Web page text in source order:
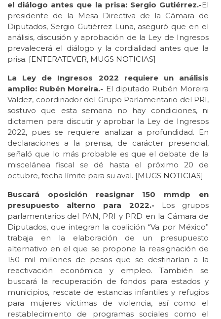
el diálogo antes que la prisa: Sergio Gutiérrez.-El
presidente de la Mesa Directiva de la Cámara de
Diputados, Sergio Gutiérrez Luna, aseguró que en el
análisis, discusión y aprobación de la Ley de Ingresos
prevalecerá el diálogo y la cordialidad antes que la
prisa. [ENTERATEVER, MUGS NOTICIAS]
La Ley de Ingresos 2022 requiere un análisis
amplio: Rubén Moreira.- El diputado Rubén Moreira
Valdez, coordinador del Grupo Parlamentario del PRI,
sostuvo que esta semana no hay condiciones, ni
dictamen para discutir y aprobar la Ley de Ingresos
2022, pues se requiere analizar a profundidad. En
declaraciones a la prensa, de carácter presencial,
señaló que lo más probable es que el debate de la
miscelánea fiscal se dé hasta el próximo 20 de
octubre, fecha límite para su aval. [MUGS NOTICIAS]
Buscará oposición reasignar 150 mmdp en
presupuesto alterno para 2022.- Los grupos
parlamentarios del PAN, PRI y PRD en la Cámara de
Diputados, que integran la coalición “Va por México”
trabaja en la elaboración de un presupuesto
alternativo en el que se propone la reasignación de
150 mil millones de pesos que se destinarían a la
reactivación económica y empleo. También se
buscará la recuperación de fondos para estados y
municipios, rescate de estancias infantiles y refugios
para mujeres víctimas de violencia, así como el
restablecimiento de programas sociales como el